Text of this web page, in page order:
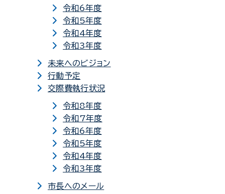
令和6年度
令和5年度
令和4年度
令和3年度
未来へのビジョン
行動予定
交際費執行状況
令和8年度
令和7年度
令和6年度
令和5年度
令和4年度
令和3年度
市長へのメール